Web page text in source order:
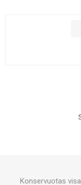
Konservuotas